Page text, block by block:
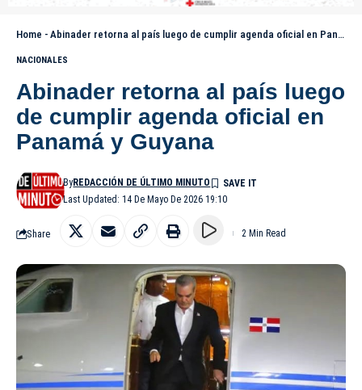
Home - Abinader retorna al país luego de cumplir agenda oficial en Panamá y Guyana
NACIONALES
Abinader retorna al país luego
de cumplir agenda oficial en
Panamá y Guyana
Last Updated: 14 De Mayo De 2026 19:10
ByREDACCIÓN DE ÚLTIMO MINUTO
Share 2 Min Read